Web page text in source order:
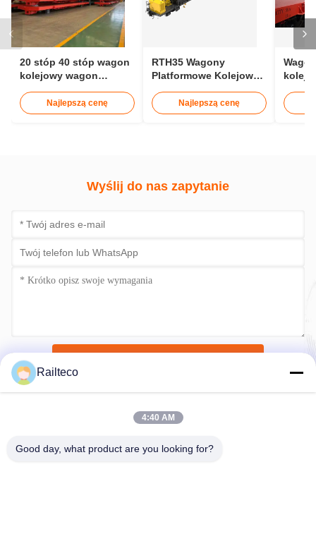
20 stóp 40 stóp wagon
kolejowy wagon
Najlepszą cenę
RTH35 Wagony
Platformowe Kolejowe
1435mm do Transportu
Szyn 25m
Najlepszą cenę
Lekki
Wyślij do nas zapytanie
Railteco
4:40 AM
Good day, what product are you looking for?